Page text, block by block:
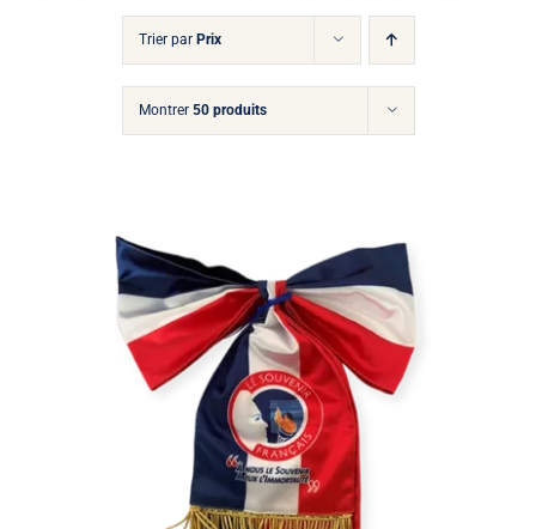
Bon de commande
Trier par Prix
Montrer 50 produits
/